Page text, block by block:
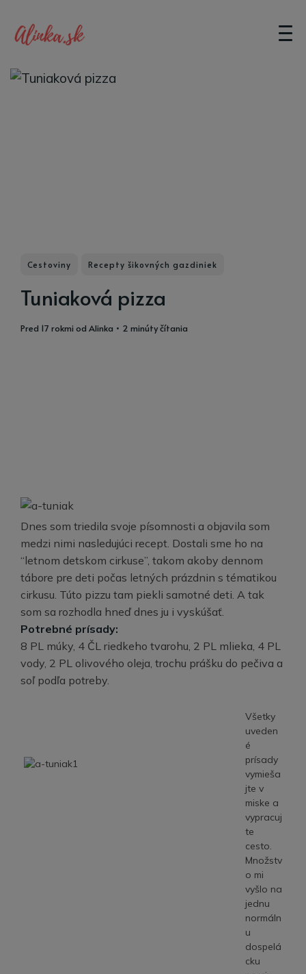
Cestoviny Recepty šikovných gazdiniek
Tuniaková pizza
pred 17 rokmi od Alinka • 2 minúty čítania
Dnes som triedila svoje písomnosti a objavila som
medzi nimi nasledujúci recept. Dostali sme ho na
“letnom detskom cirkuse”, takom akoby dennom
tábore pre deti počas letných prázdnin s tématikou
cirkusu. Túto pizzu tam piekli samotné deti. A tak
som sa rozhodla hneď dnes ju i vyskúšať.
Potrebné prísady:
8 PL múky, 4 ČL riedkeho tvarohu, 2 PL mlieka, 4 PL
vody, 2 PL olivového oleja, trochu prášku do pečiva a
soľ podľa potreby.
Všetky
uveden
é
prísady
vymieša
jte v
miske a
vypracuj
te
cesto.
Množstv
o mi
vyšlo na
jednu
normáln
u
dospelá
cku